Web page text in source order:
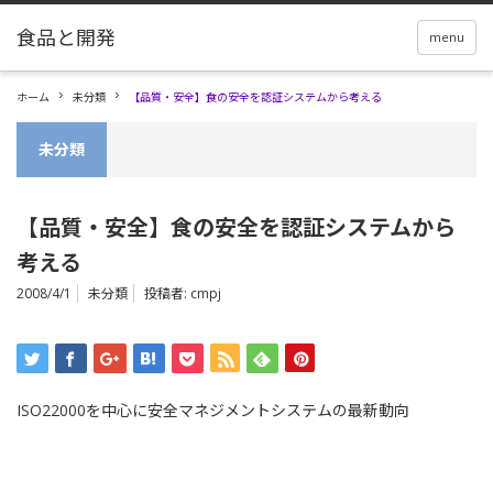
menu
ホーム 未分類 【品質・安全】食の安全を認証システムから考える
未分類
【品質・安全】食の安全を認証システムから
考える
2008/4/1 未分類 投稿者: cmpj
ISO22000を中心に安全マネジメントシステムの最新動向